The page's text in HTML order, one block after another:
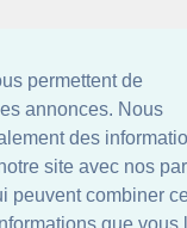
permettent de
annonces. Nous
des
site avec nos
peuvent combiner